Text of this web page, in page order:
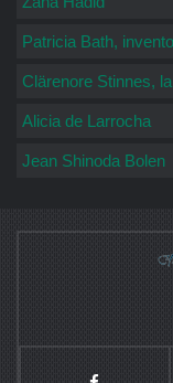
Patricia Bath,
Clärenore Stinnes,
Alicia de Larrocha
Jean Shinoda Bolen